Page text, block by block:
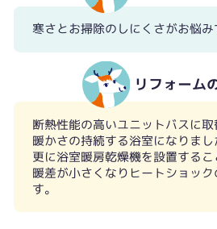
寒さとお掃除のしにくさがお悩み
リフォーム
断熱性能の高いユニットバスに取
暖かさの持続する浴室になりまし
更に浴室暖房乾燥機を設置する
暖差が小さくなりヒートショッ
す。